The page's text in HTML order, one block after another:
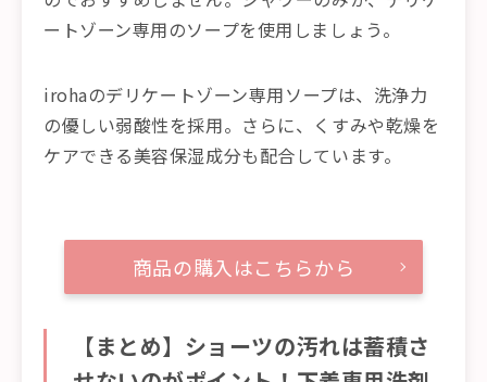
ートゾーン専用のソープを使用しましょう。
irohaのデリケートゾーン専用ソープは、洗浄力
の優しい弱酸性を採用。さらに、くすみや乾燥を
ケアできる美容保湿成分も配合しています。
商品の購入はこちらから
【まとめ】ショーツの汚れは蓄積さ